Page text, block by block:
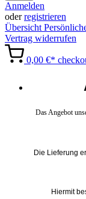
Anmelden
oderregistrieren
Übersicht
Vertrag widerrufen
0,00 €*
Das Angebot
Die Lieferung
Hiermit